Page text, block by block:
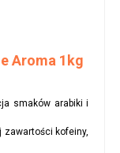
Aroma 1kg
smaków arabiki i
zawartości kofeiny,